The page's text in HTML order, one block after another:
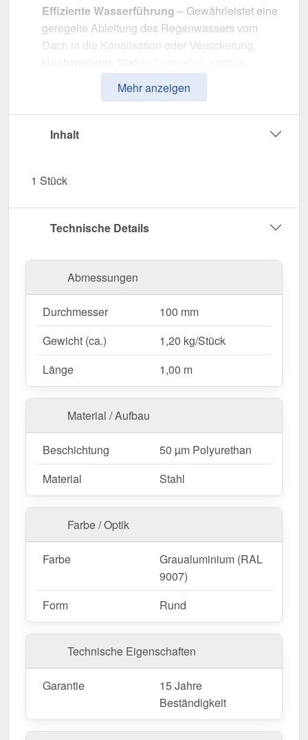
Effiziente Wasserführung – Gewährleistet eine
geregelte Ableitung des Regenwassers vom
Dach in die Kanalisation oder Versickerung.
Effiziente Wasserableitung– Optimale
Dimension mit 100 mm Durchmesser.
Einfache Montage
– 1,00 m Länge, passgenau
Sonneneinstrahlung, Feuchtigkeit & andere
& Sicherheit.
Jetzt Regenfallrohr bestellen – Für eine
zuverlässige & geordnete Dachentwässerung!
Mehr anzeigen
Inhalt
1 Stück
Technische Details
Abmessungen
Durchmesser
100 mm
Gewicht (ca.)
1,20 kg/Stück
Länge
1,00 m
Material / Aufbau
Beschichtung
50 µm Polyurethan
Material
Stahl
Farbe / Optik
Farbe
Graualuminium (RAL
9007)
Form
Rund
Technische Eigenschaften
Garantie
15 Jahre
Beständigkeit